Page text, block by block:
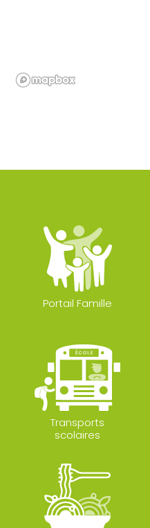
Portail Famille
Transports
scolaires